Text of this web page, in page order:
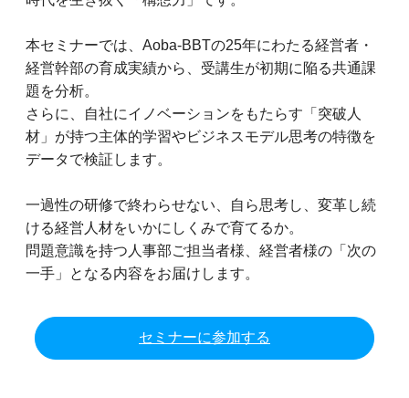
本セミナーでは、Aoba-BBTの25年にわたる経営者・
経営幹部の育成実績から、受講生が初期に陥る共通課
題を分析。
さらに、自社にイノベーションをもたらす「突破人
材」が持つ主体的学習やビジネスモデル思考の特徴を
データで検証します。
一過性の研修で終わらせない、自ら思考し、変革し続
ける経営人材をいかにしくみで育てるか。
問題意識を持つ人事部ご担当者様、経営者様の「次の
一手」となる内容をお届けします。
セミナーに参加する